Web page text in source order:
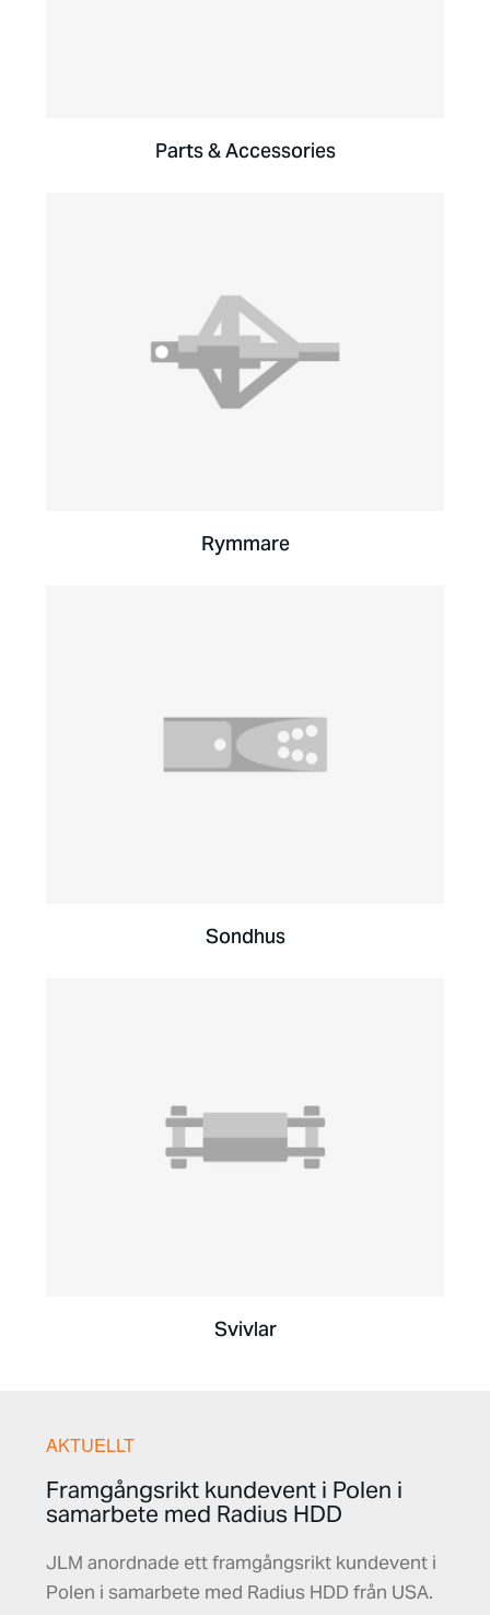
Parts & Accessories
Rymmare
Sondhus
Svivlar
AKTUELLT
Framgångsrikt kundevent i Polen i
samarbete med Radius HDD
JLM anordnade ett framgångsrikt kundevent i
Polen i samarbete med Radius HDD från USA.